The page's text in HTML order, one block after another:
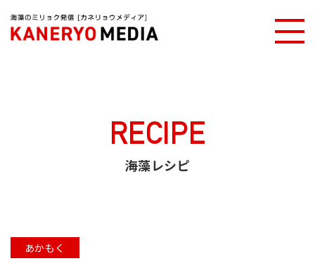
カネリョウメディアTOP
海藻レシピ
RECIPE
海藻レシピ
あかもく